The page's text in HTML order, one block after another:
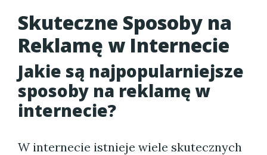
Skuteczne Sposoby na
Reklamę w Internecie
Jakie są najpopularniejsze
sposoby na reklamę w
internecie?
W internecie istnieje wiele skutecznych